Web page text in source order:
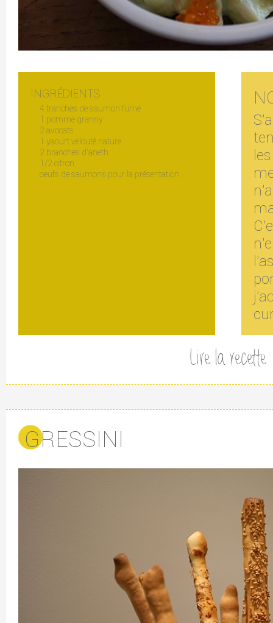
INGRÉDIENTS
4 tranches de saumon fumé
1 pomme granny
2 avocats
1 yaourt velouté nature
2 branches d'aneth
1/2 citron
oeufs de saumons pour la présentation
Lire la recette
GRESSINI